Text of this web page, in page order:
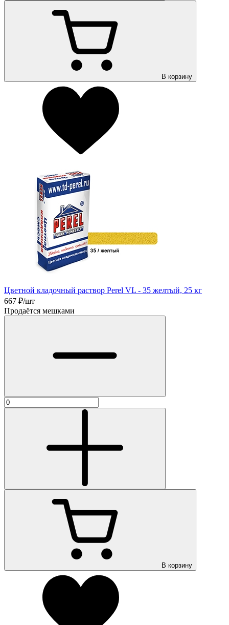
В корзину
Цветной кладочный раствор Perel VL - 35 желтый, 25 кг
667 ₽/шт
Продаётся мешками
В корзину